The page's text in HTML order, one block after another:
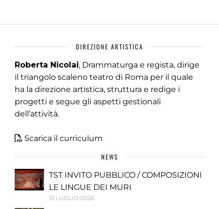
DIREZIONE ARTISTICA
Roberta Nicolai, Drammaturga e regista, dirige
il triangolo scaleno teatro di Roma per il quale
ha la direzione artistica, struttura e redige i
progetti e segue gli aspetti gestionali
dell’attività.
Scarica il curriculum
NEWS
TST INVITO PUBBLICO / COMPOSIZIONI
LE LINGUE DEI MURI
31 LUGLIO 2026